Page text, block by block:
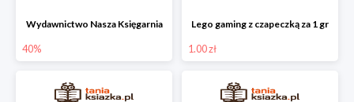
Wydawnictwo Nasza Księgarnia
40%
Lego gaming z czapeczką za 1 gr
1.00 zł